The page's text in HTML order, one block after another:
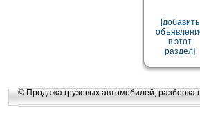
[добавить
в этот
раздел]
© Продажа грузовых автомобилей, разборка